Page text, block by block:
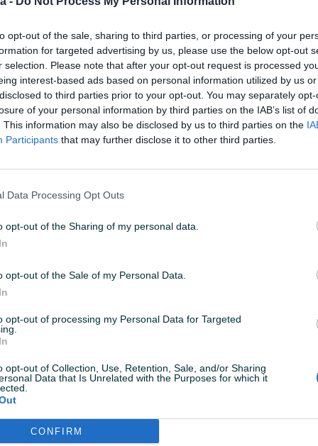
opt-out of the sale, sharing to third parties, or processing of your
for targeted advertising by us, please use the below opt-out
selection. Please note that after your opt-out request is processed
interest-based ads based on personal information utilized by us
to third parties prior to your opt-out. You may separately
of your personal information by third parties on the IAB’s list of
This information may also be disclosed by us to third parties on the
Participants that may further disclose it to other third parties.
Data Processing Opt Outs
opt-out of the Sharing of my personal data.
opt-out of the Sale of my Personal Data.
opt-out of processing my Personal Data for Targeted
opt-out of Collection, Use, Retention, Sale, and/or Sharing
Data that Is Unrelated with the Purposes for which it
CONFIRM
ID: 52970959 PREGLEDI: 2025
od 24 sata
Naruči
svih teško dostupnih mjesta. Mlaznice su izrađene od